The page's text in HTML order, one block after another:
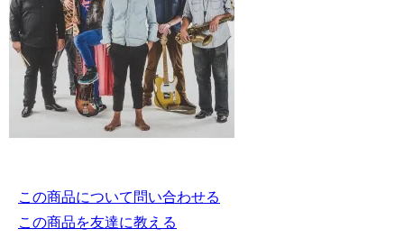
この商品について問い合わせる
この商品を友達に教える